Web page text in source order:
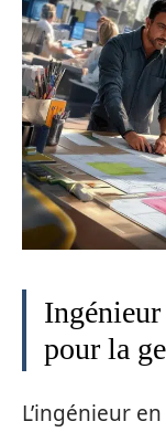
pour la
L’ingénieur